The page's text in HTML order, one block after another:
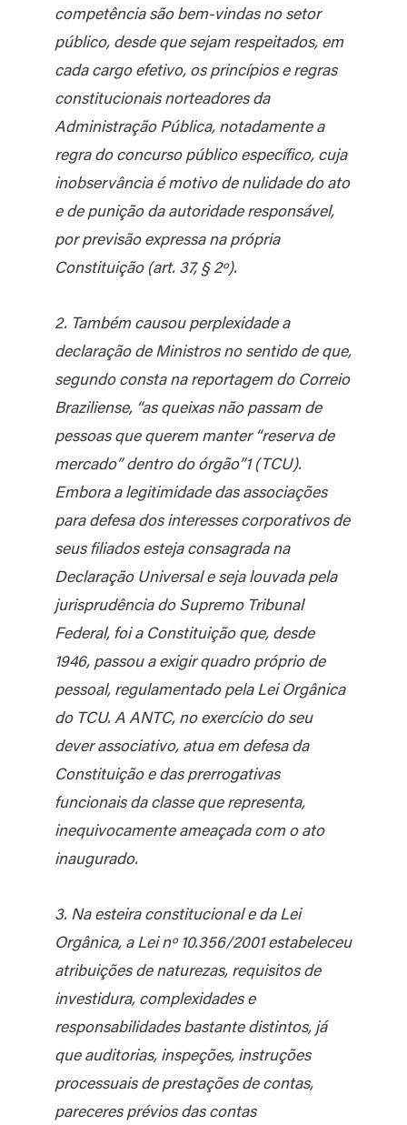
competência são bem-vindas no setor
público, desde que sejam respeitados, em
cada cargo efetivo, os princípios e regras
constitucionais norteadores da
Administração Pública, notadamente a
regra do concurso público específico, cuja
inobservância é motivo de nulidade do ato
e de punição da autoridade responsável,
por previsão expressa na própria
Constituição (art. 37, § 2º).
2. Também causou perplexidade a
declaração de Ministros no sentido de que,
segundo consta na reportagem do Correio
Braziliense, “as queixas não passam de
pessoas que querem manter “reserva de
mercado” dentro do órgão”1 (TCU).
Embora a legitimidade das associações
para defesa dos interesses corporativos de
seus filiados esteja consagrada na
Declaração Universal e seja louvada pela
jurisprudência do Supremo Tribunal
Federal, foi a Constituição que, desde
1946, passou a exigir quadro próprio de
pessoal, regulamentado pela Lei Orgânica
do TCU. A ANTC, no exercício do seu
dever associativo, atua em defesa da
Constituição e das prerrogativas
funcionais da classe que representa,
inequivocamente ameaçada com o ato
inaugurado.
3. Na esteira constitucional e da Lei
Orgânica, a Lei nº 10.356/2001 estabeleceu
atribuições de naturezas, requisitos de
investidura, complexidades e
responsabilidades bastante distintos, já
que auditorias, inspeções, instruções
processuais de prestações de contas,
pareceres prévios das contas